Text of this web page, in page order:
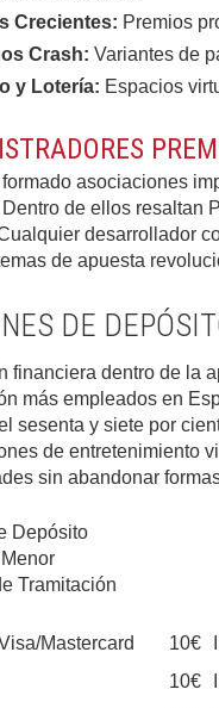
Crecientes: Premios
Crash: Variantes de
y Lotería: Espacios
asociaciones
de ellos resaltan
desarrollador
de apuesta
DE
financiera dentro de la
más empleados en
sesenta y siete por
de entretenimiento
sin abandonar
Depósito
Tramitación
Mastercard
10€
10€